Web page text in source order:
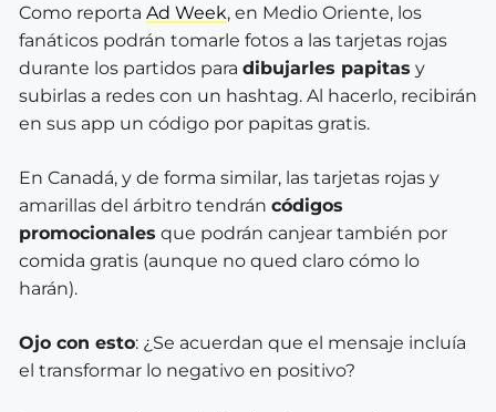
Como reporta Ad Week, en Medio Oriente, los
fanáticos podrán tomarle fotos a las tarjetas rojas
durante los partidos para dibujarles papitas y
subirlas a redes con un hashtag. Al hacerlo, recibirán
en sus app un código por papitas gratis.
En Canadá, y de forma similar, las tarjetas rojas y
amarillas del árbitro tendrán códigos
promocionales que podrán canjear también por
comida gratis (aunque no qued claro cómo lo
harán).
Ojo con esto: ¿Se acuerdan que el mensaje incluía
el transformar lo negativo en positivo?